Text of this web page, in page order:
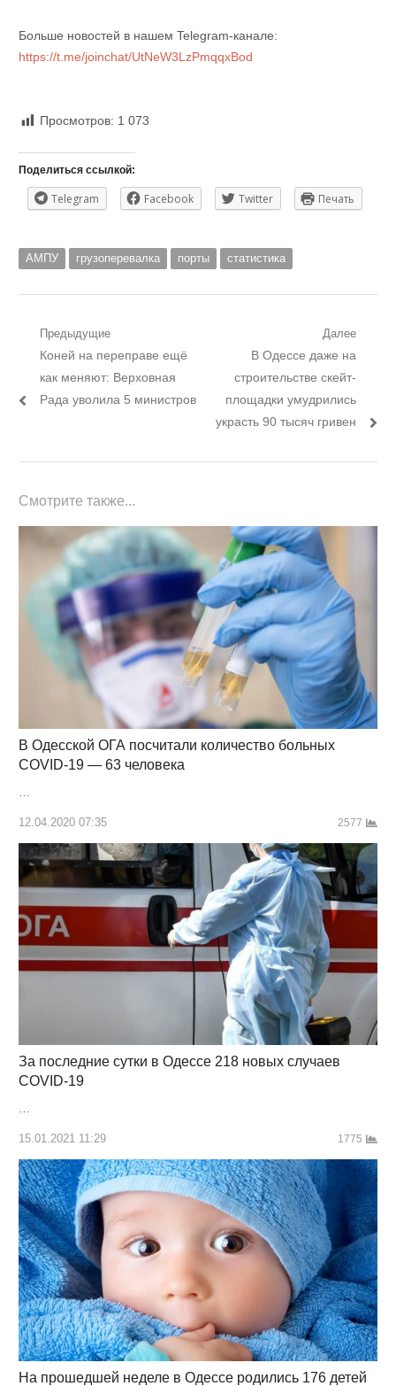
Больше новостей в нашем Telegram-канале:
https://t.me/joinchat/UtNeW3LzPmqqxBod
Просмотров: 1 073
Поделиться ссылкой:
Telegram Facebook Twitter Печать
АМПУ грузоперевалка порты статистика
Навигация
записям
Предыдущие
Предыдущий
пост:
Коней на переправе ещё
как меняют: Верховная
Рада уволила 5 министров
Далее
Следующий
пост:
В Одессе даже на
строительстве скейт-
площадки умудрились
украсть 90 тысяч гривен
Смотрите также...
В Одесской ОГА посчитали количество больных
COVID-19 — 63 человека
12.04.2020 07:35 2577
За последние сутки в Одессе 218 новых случаев
COVID-19
…
15.01.2021 11:29 1775
На прошедшей неделе в Одессе родились 176 детей